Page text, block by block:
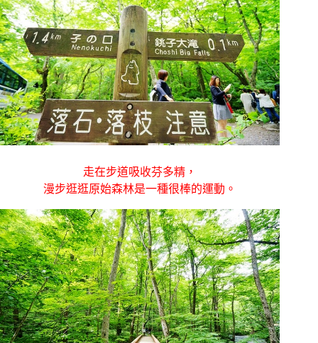
走在步道吸收芬多精，
漫步逛逛原始森林是一種很棒的運動。